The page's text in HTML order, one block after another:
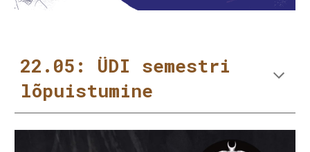
22.05: ÜDI semestri
lõpuistumine